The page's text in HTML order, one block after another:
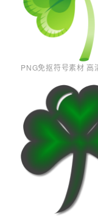
PNG免抠符号素材 高